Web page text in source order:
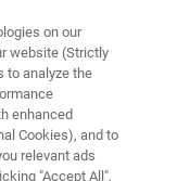
개
on our
website (Strictly
to analyze the
enhanced
Cookies), and to
relevant ads
"Accept All",